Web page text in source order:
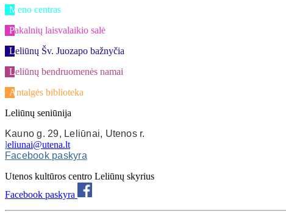
Meno centras
Pakalnių laisvalaikio salė
Leliūnų Šv. Juozapo bažnyčia
Leliūnų bendruomenės namai
Antalgės biblioteka
Leliūnų seniūnija
Kauno g. 29, Leliūnai, Utenos r.
leliunai@utena.lt
Facebook paskyra
Utenos kultūros centro Leliūnų skyrius
Facebook paskyra